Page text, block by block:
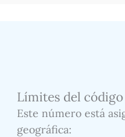
Límites del código
Este número está
geográfica: